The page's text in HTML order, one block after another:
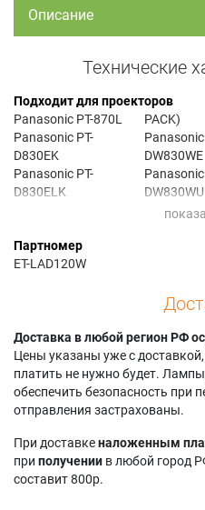
Описание
Технические
Подходит для проекторов
Panasonic PT-870L
Panasonic PT-
D830EK
Panasonic PT-
D830ELK
Panasonic PT-
DW830
DW830EK
Panasonic PT-
DW830EKJ
Panasonic PT-
DW830EL
DW830ELK
Panasonic PT-
DW830ELK (TWIN
PACK)
Panasonic
DW830WE
Panasonic
DW830WU
Panasonic
DX100EL
Panasonic
DX100ELK
Panasonic
Panasonic
DX100ELS
Партномер
ET-LAD120W
Доставка в любой регион РФ
Цены указаны уже с
платить не нужно будет.
обеспечить безопасность при
отправления застрахованы.
При доставкеналоженным
при получении в любой город
составит 800р.